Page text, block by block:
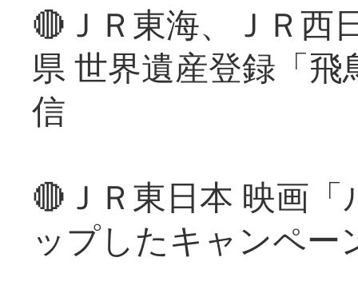
🔴ＪＲ東海、ＪＲ西
県 世界遺産登録「
信
🔴ＪＲ東日本 映画
ップしたキャンペー